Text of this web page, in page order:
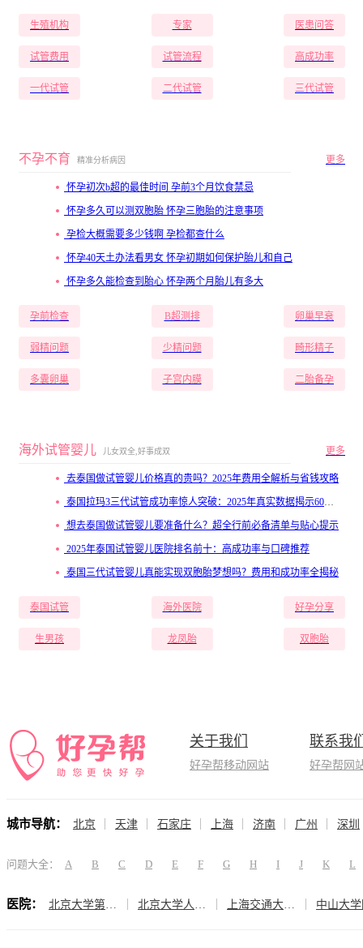
生殖机构 专家 医患问答
试管费用 试管流程 高成功率
一代试管 二代试管 三代试管
不孕不育 精准分析病因 更多
怀孕初次b超的最佳时间 孕前3个月饮食禁忌
怀孕多久可以测双胞胎 怀孕三胞胎的注意事项
孕检大概需要多少钱啊 孕检都查什么
怀孕40天土办法看男女 怀孕初期如何保护胎儿和自己
怀孕多久能检查到胎心 怀孕两个月胎儿有多大
孕前检查 B超测排 卵巢早衰
弱精问题 少精问题 畸形精子
多囊卵巢 子宫内膜 二胎备孕
海外试管婴儿 儿女双全,好事成双 更多
去泰国做试管婴儿价格真的贵吗？2025年费用全解析与省钱攻略
泰国拉玛3三代试管成功率惊人突破：2025年真实数据揭示60%-80%高成功妊娠率
想去泰国做试管婴儿要准备什么？超全行前必备清单与贴心提示
2025年泰国试管婴儿医院排名前十：高成功率与口碑推荐
泰国三代试管婴儿真能实现双胞胎梦想吗？费用和成功率全揭秘
泰国试管 海外医院 好孕分享
生男孩 龙凤胎 双胞胎
关于我们
好孕帮移动网站
联系我
好孕帮网
城市导航： 北京 天津 石家庄 上海 济南 广州 深圳
问题大全： A B C D E F G H I J K L
医院： 北京大学第三医院（生殖医学中心） 北京大学人民医院（计划生育与生殖医学科） 上海交通大学医学院附属仁济医院（生殖医学科）